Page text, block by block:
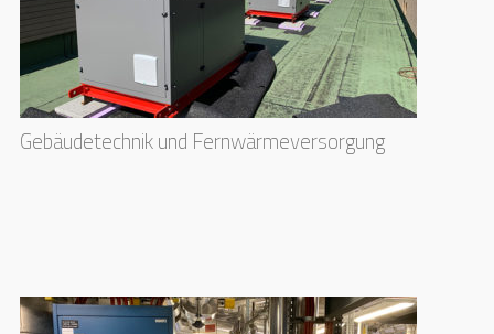
Gebäudetechnik und Fernwärmeversorgung